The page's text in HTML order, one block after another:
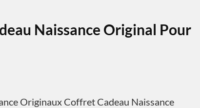
Naissance Original Pour
Originaux Coffret Cadeau Naissance